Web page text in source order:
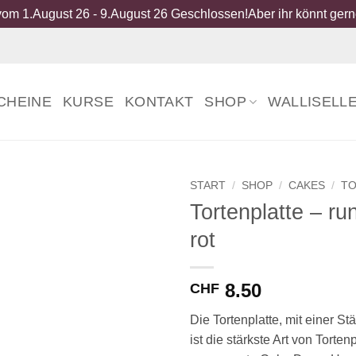
1.August 26 - 9.August 26 Geschlossen!Aber ihr könnt
KURSE KONTAKT SHOP
START / SHOP / CAKES /
Tortenplatte –
rot
CHF 8.50
Die Tortenplatte, mit einer
ist die stärkste Art von